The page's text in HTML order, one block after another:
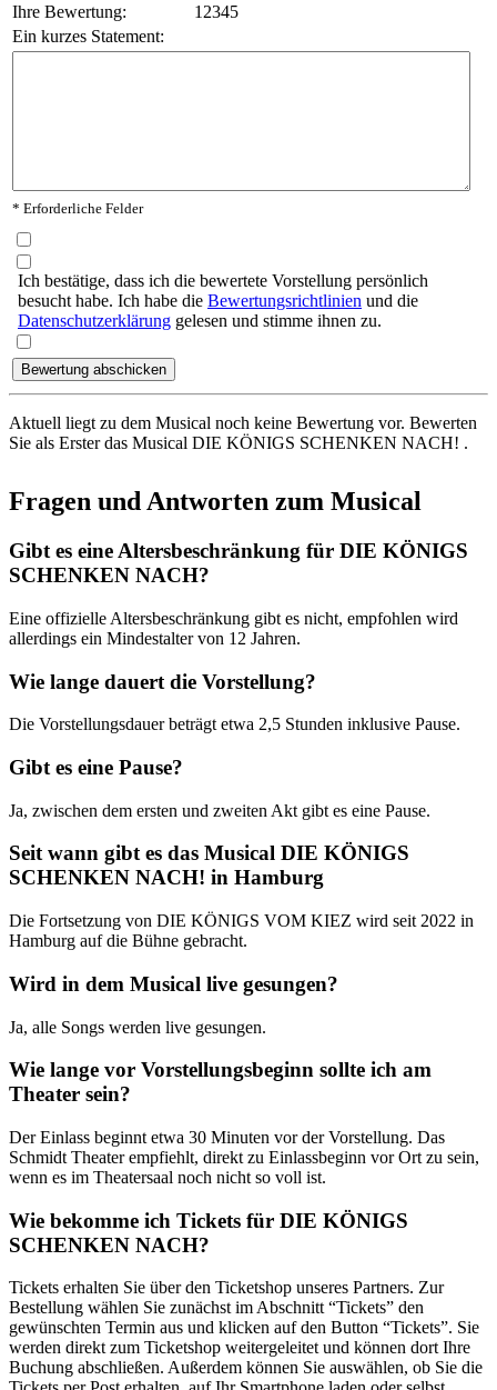
Ihre Bewertung:
1 2345
Ein kurzes Statement:
* Erforderliche Felder
Ich bestätige, dass ich die bewertete Vorstellung persönlich
besucht habe. Ich habe die Bewertungsrichtlinien und die
Datenschutzerklärung gelesen und stimme ihnen zu.
Aktuell liegt zu dem Musical noch keine Bewertung vor. Bewerten
Sie als Erster das Musical DIE KÖNIGS SCHENKEN NACH! .
Fragen und Antworten zum Musical
Gibt es eine Altersbeschränkung für DIE KÖNIGS
SCHENKEN NACH?
Eine offizielle Altersbeschränkung gibt es nicht, empfohlen wird
allerdings ein Mindestalter von 12 Jahren.
Wie lange dauert die Vorstellung?
Die Vorstellungsdauer beträgt etwa 2,5 Stunden inklusive Pause.
Gibt es eine Pause?
Ja, zwischen dem ersten und zweiten Akt gibt es eine Pause.
Seit wann gibt es das Musical DIE KÖNIGS
SCHENKEN NACH! in Hamburg
Die Fortsetzung von DIE KÖNIGS VOM KIEZ wird seit 2022 in
Hamburg auf die Bühne gebracht.
Wird in dem Musical live gesungen?
Ja, alle Songs werden live gesungen.
Wie lange vor Vorstellungsbeginn sollte ich am
Theater sein?
Der Einlass beginnt etwa 30 Minuten vor der Vorstellung. Das
Schmidt Theater empfiehlt, direkt zu Einlassbeginn vor Ort zu sein,
wenn es im Theatersaal noch nicht so voll ist.
Wie bekomme ich Tickets für DIE KÖNIGS
SCHENKEN NACH?
Tickets erhalten Sie über den Ticketshop unseres Partners. Zur
Bestellung wählen Sie zunächst im Abschnitt “Tickets” den
gewünschten Termin aus und klicken auf den Button “Tickets”. Sie
werden direkt zum Ticketshop weitergeleitet und können dort Ihre
Buchung abschließen. Außerdem können Sie auswählen, ob Sie die